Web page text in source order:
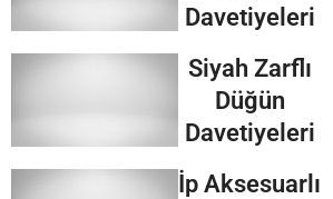
Davetiyeleri
Siyah Zarflı
Düğün
Davetiyeleri
İp Aksesuarlı